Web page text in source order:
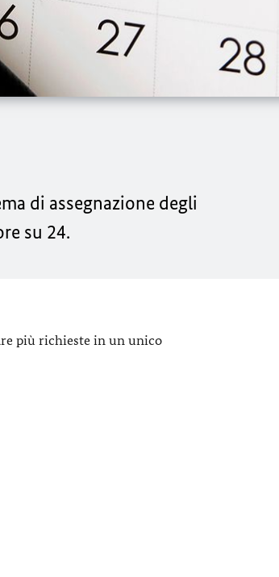
di assegnazione degli
su 24.
più richieste in un unico